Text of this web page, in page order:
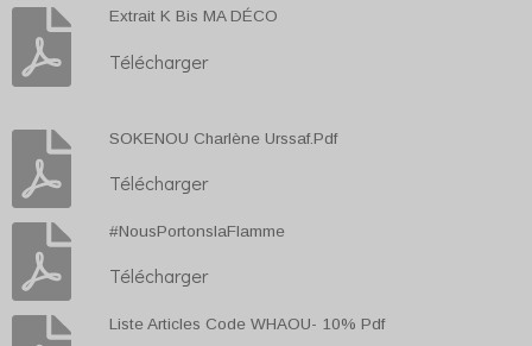
Extrait K Bis MA DÉCO
Télécharger
SOKENOU Charlène Urssaf.Pdf
Télécharger
#NousPortonslaFlamme
Télécharger
Liste Articles Code WHAOU- 10% Pdf